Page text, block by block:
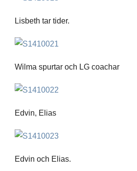
Lisbeth tar tider.
Wilma spurtar och LG coachar
Edvin, Elias
Edvin och Elias.